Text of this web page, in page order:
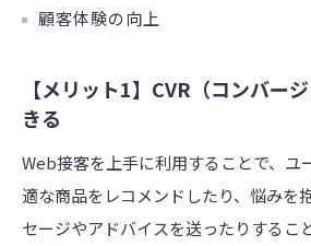
顧客体験の向上
【メリット1】CVR（コンバー
きる
Web接客を上手に利用することで、ユ
適な商品をレコメンドしたり、悩みを
セージやアドバイスを送ったりするこ